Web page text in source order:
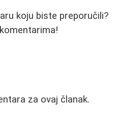
koju biste preporučili?
za ovaj članak.